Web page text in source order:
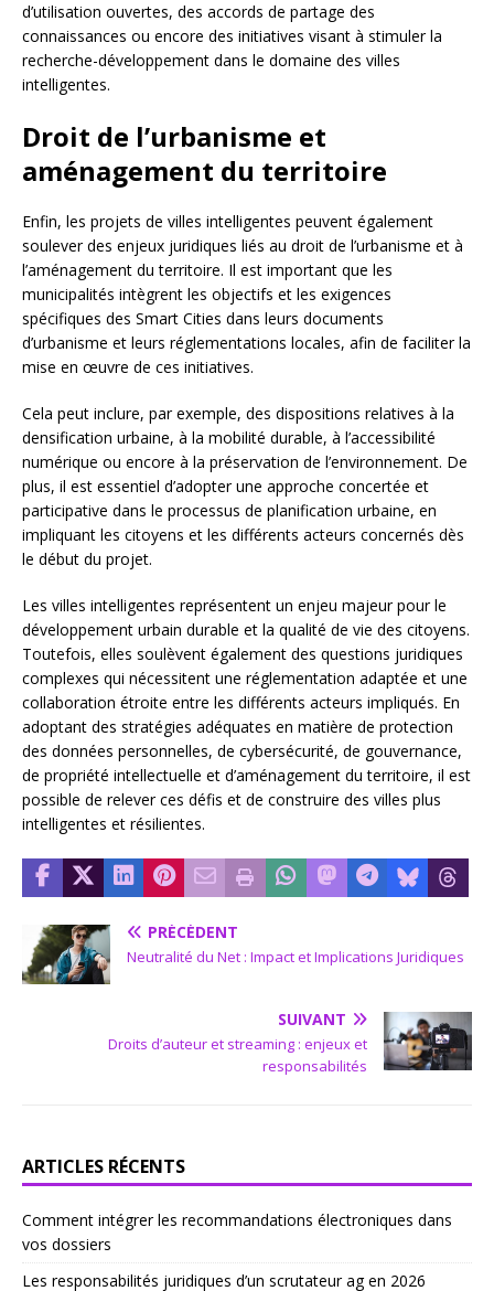
d’utilisation ouvertes, des accords de partage des
connaissances ou encore des initiatives visant à stimuler la
recherche-développement dans le domaine des villes
intelligentes.
Droit de l’urbanisme et
aménagement du territoire
Enfin, les projets de villes intelligentes peuvent également
soulever des enjeux juridiques liés au droit de l’urbanisme et à
l’aménagement du territoire. Il est important que les
municipalités intègrent les objectifs et les exigences
spécifiques des Smart Cities dans leurs documents
d’urbanisme et leurs réglementations locales, afin de faciliter la
mise en œuvre de ces initiatives.
Cela peut inclure, par exemple, des dispositions relatives à la
densification urbaine, à la mobilité durable, à l’accessibilité
numérique ou encore à la préservation de l’environnement. De
plus, il est essentiel d’adopter une approche concertée et
participative dans le processus de planification urbaine, en
impliquant les citoyens et les différents acteurs concernés dès
le début du projet.
Les villes intelligentes représentent un enjeu majeur pour le
développement urbain durable et la qualité de vie des citoyens.
Toutefois, elles soulèvent également des questions juridiques
complexes qui nécessitent une réglementation adaptée et une
collaboration étroite entre les différents acteurs impliqués. En
adoptant des stratégies adéquates en matière de protection
des données personnelles, de cybersécurité, de gouvernance,
de propriété intellectuelle et d’aménagement du territoire, il est
possible de relever ces défis et de construire des villes plus
intelligentes et résilientes.
PRÉCÉDENT
Neutralité du Net : Impact et Implications Juridiques
SUIVANT
Droits d’auteur et streaming : enjeux et
responsabilités
ARTICLES RÉCENTS
Comment intégrer les recommandations électroniques dans
vos dossiers
Les responsabilités juridiques d’un scrutateur ag en 2026